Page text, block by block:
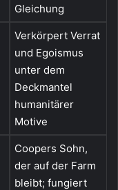
Gleichung
Verkörpert Verrat
und Egoismus
unter dem
Deckmantel
humanitärer
Motive
Coopers Sohn,
der auf der Farm
bleibt; fungiert